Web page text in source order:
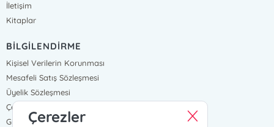
İletişim
Kitaplar
BİLGİLENDİRME
Kişisel Verilerin Korunması
Mesafeli Satış Sözleşmesi
Üyelik Sözleşmesi
Çerez Politikası
Gizlilik Ve Güvenlik
Çerezler